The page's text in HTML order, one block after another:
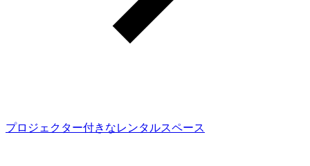
プロジェクター付きなレンタルスペース